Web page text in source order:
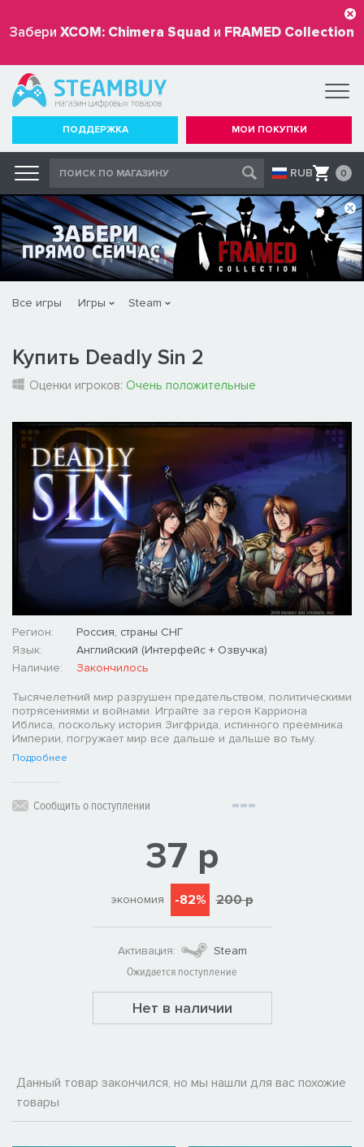
Забери XCOM: Chimera Squad и FRAMED Collection
бесплатно
ПОДДЕРЖКА МОИ ПОКУПКИ
RUB 0
Все игры Игры Steam
Купить Deadly Sin 2
Оценки игроков: Очень положительные
Регион:
Россия, страны СНГ
Язык:
Английский (Интерфейс + Озвучка)
Наличие:
Закончилось
Тысячелетний мир разрушен предательством, политическими
потрясениями и войнами. Играйте за героя Карриона
Иблиса, поскольку история Зигфрида, истинного преемника
Империи, погружает мир все дальше и дальше во тьму.
Подробнее
Сообщить о поступлении
37 р
экономия -82% 200 р
Активация:
Steam
Ожидается поступление
Нет в наличии
Данный товар закончился, но мы нашли для вас похожие
товары